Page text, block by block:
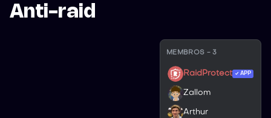
Anti-raid
MEMBROS - 3
RaidProtect APP
Zallom
Arthur